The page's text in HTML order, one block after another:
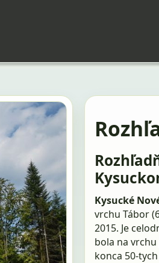
Kysucké
vrchu Tábor
2015. Je
bola na
konca 50-